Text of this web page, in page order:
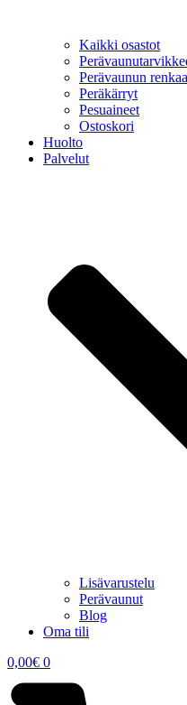
Kaikki osastot
Perävaunun
Peräkärryt
Pesuaineet
Ostoskori
Huolto
Palvelut
Lisävarustelu
Perävaunut
Blog
Oma tili
0,00€ 0